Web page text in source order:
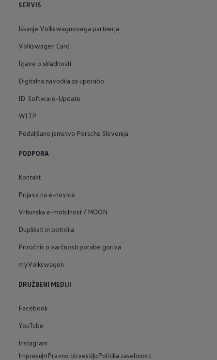
SERVIS
Iskanje Volkswagnovega partnerja
Volkswagen Card
Izjave o skladnosti
Digitalna navodila za uporabo
ID. Software-Update
WLTP
Podaljšano jamstvo Porsche Slovenija
PODPORA
Kontakt
Prijava na e-novice
Vrhunska e-mobilnost / MOON
Duplikati in potrdila
Priročnik o varčnosti porabe goriva
myVolkswagen
DRUŽBENI MEDIJI
Facebook
YouTube
Instagram
ImpresumPravno obvestiloPolitika zasebnosti